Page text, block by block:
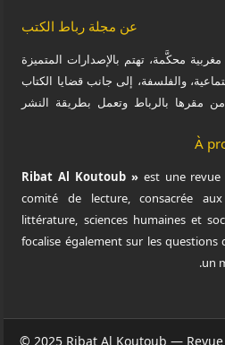
عن مجلة رباط الكتب
محكَّمة، تهتم بالإصدارات المتميزة
والفلسفة، إلى جانب قضايا الكتاب
مقرها بالرباط وتعمل بطريقة النشر
À
est une revue
comité de lecture, consacrée
littérature, sciences humaines et
focalise également sur les
un
© 2025 Ribat Al Koutoub —